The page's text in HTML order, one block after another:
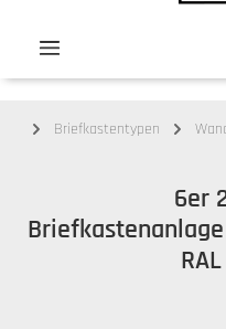
Briefkastentypen
6er
Briefkastenanlage